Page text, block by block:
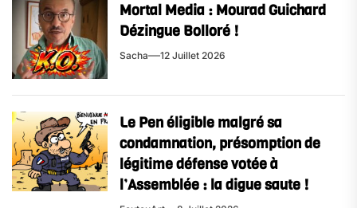
Mortal Media : Mourad Guichard
Dézingue Bolloré !
Sacha 12 Juillet 2026
Le Pen éligible malgré sa
condamnation, présomption de
légitime défense votée à
l’Assemblée : la digue saute !